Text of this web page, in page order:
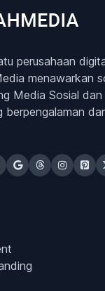
perusahaan
menawarkan
Media Sosial
berpengalaman